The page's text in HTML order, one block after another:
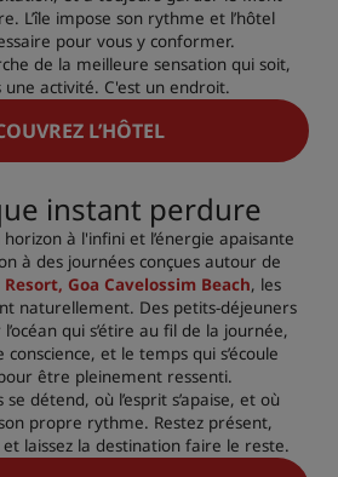
L’île impose son rythme et l’hôtel
pour vous y conformer.
de la meilleure sensation qui soit,
une activité. C'est un endroit.
L’HÔTEL
instant perdure
à l'infini et l’énergie apaisante
à des journées conçues autour de
Goa Cavelossim Beach, les
naturellement. Des petits-déjeuners
qui s’étire au fil de la journée,
et le temps qui s’écoule
être pleinement ressenti.
se détend, où l’esprit s’apaise, et où
propre rythme. Restez présent,
laissez la destination faire le reste.